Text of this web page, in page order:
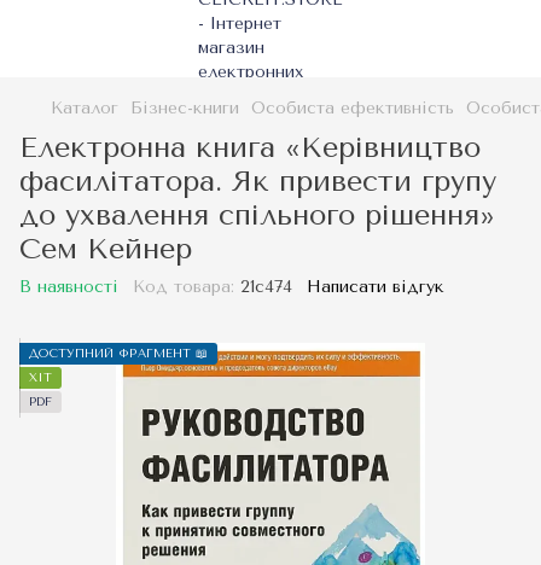
Каталог Бізнес-книги Особиста ефективність
Електронна книга «Керівництво
фасилітатора. Як привести групу
до ухвалення спільного рішення»
Сем Кейнер
В наявності Код товара: 21c474 Написати відгук
ДОСТУПНИЙ ФРАГМЕНТ 📖
ХІТ
PDF